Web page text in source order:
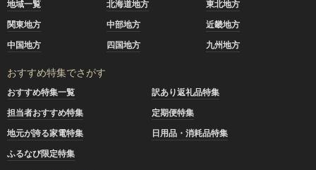
地域一覧 北海道地方
東北地方
関東地方
中部地方
近畿地方
中国地方
四国地方 九州地方
おすすめ特集でさがす
おすすめ特集一覧
訳あり返礼品特集
担当者おすすめ特集
定期便特集
地元が誇る家電特集
日用品・消耗品特集
ふるなび限定特集